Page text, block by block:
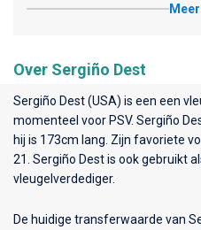
Over Sergiño Dest
Sergiño Dest (USA) is een een
momenteel voor PSV. Sergiño
hij is 173cm lang. Zijn favoriete
21. Sergiño Dest is ook gebruikt
vleugelverdediger.
De huidige transferwaarde van